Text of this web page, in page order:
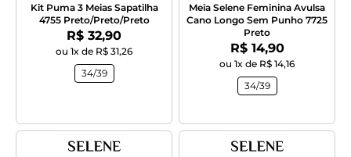
Kit Puma 3 Meias Sapatilha
4755 Preto/Preto/Preto
Por:
R$ 32,90
ou 1x de R$ 31,26
34/39
Meia Selene Feminina Avulsa
Cano Longo Sem Punho 7725
Preto
Por:
R$ 14,90
ou 1x de R$ 14,16
34/39